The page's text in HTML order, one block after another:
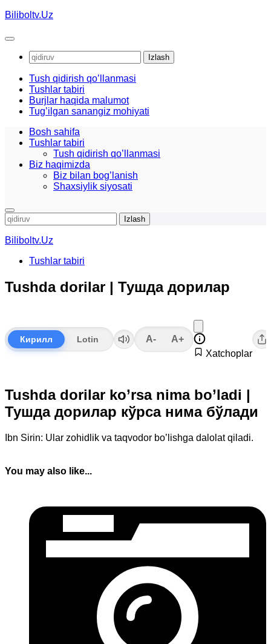
Skip
content
Biliboltv.Uz
Qidirshish:
Tush qidirish qo’llanmasi
Tushlar tabiri
Burjlar haqida malumot
Tug’ilgan sanangiz mohiyati
Bosh sahifa
Tushlar tabiri
Tush qidirish qo’llanmasi
Biz haqimizda
Biz bilan bog’lanish
Shaxsiylik siyosati
Qidirshish:
Biliboltv.Uz
Tushlar tabiri
Tushda dorilar | Тушда дорилар
Кирилл Lotin A-
A+
Xatchoplar
Tushda dorilar ko’rsa nima bo’ladi |
Тушда дорилар кўрса нима бўлади
Ibn Sirin: Ular zohidlik va taqvodor bo’lishga dalolat qiladi.
You may also like...